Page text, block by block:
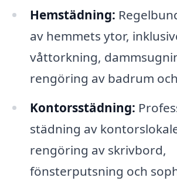
Hemstädning:
av hemmets ytor,
våttorkning,
rengöring av badrum
Kontorsstädning:
städning av
rengöring av skrivbord,
fönsterputsning och